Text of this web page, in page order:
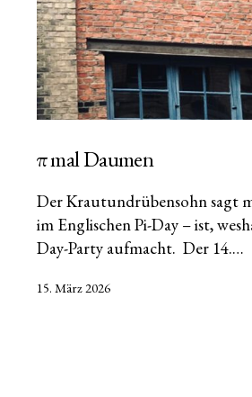
π mal Daumen
Der Krautundrübensohn sagt
im Englischen Pi-Day – ist,
Day-Party aufmacht. Der 14.…
Veröffentlicht
15. März 2026